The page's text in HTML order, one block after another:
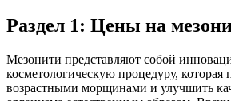
Раздел 1: Цены на
Мезонити представляют собой
косметологическую процедуру, которая
возрастными морщинами и улучшить